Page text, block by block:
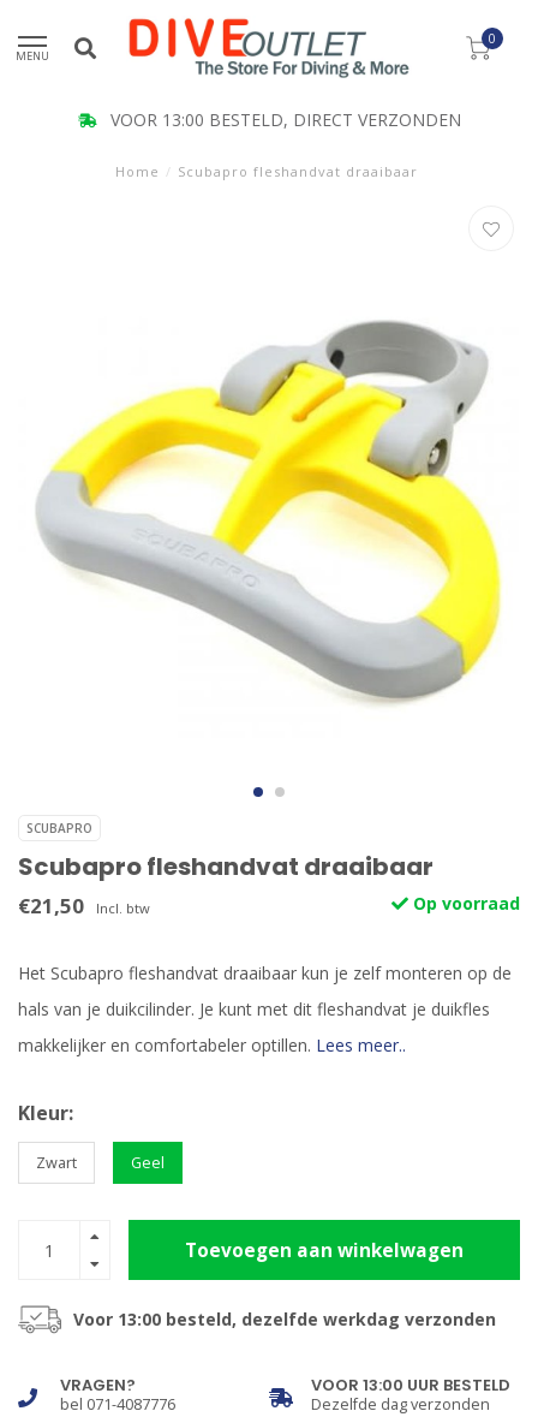
MENU
0
VOOR 13:00 BESTELD, DIRECT VERZONDEN
Home / Scubapro fleshandvat draaibaar
SCUBAPRO
Scubapro fleshandvat draaibaar
€21,50 Incl. btw Op voorraad
Het Scubapro fleshandvat draaibaar kun je zelf monteren op de
hals van je duikcilinder. Je kunt met dit fleshandvat je duikfles
makkelijker en comfortabeler optillen. Lees meer..
Kleur:
Zwart Geel
Toevoegen aan winkelwagen
Voor 13:00 besteld, dezelfde werkdag verzonden
VRAGEN?
bel 071-4087776
VOOR 13:00 UUR BESTELD
Dezelfde dag verzonden